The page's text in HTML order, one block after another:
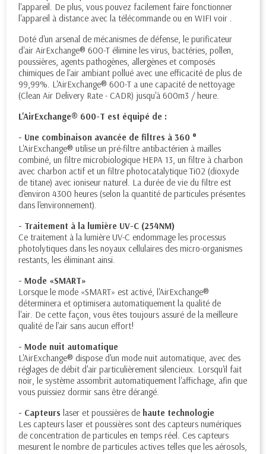
l'appareil. De plus, vous pouvez facilement faire fonctionner
l'appareil à distance avec la télécommande ou en WIFI voir .
Doté d'un arsenal de mécanismes de défense, le purificateur
d'air AirExchange® 600-T élimine les virus, bactéries, pollen,
poussières, agents pathogènes, allergènes et composés
chimiques de l'air ambiant pollué avec une efficacité de plus de
99,99%. L'AirExchange® 600-T a une capacité de nettoyage
(Clean Air Delivery Rate - CADR) jusqu'à 600m3 / heure.
L'AirExchange® 600-T est équipé de :
- Une combinaison avancée de filtres à 360 °
L'AirExchange® utilise un pré-filtre antibactérien à mailles
combiné, un filtre microbiologique HEPA 13, un filtre à charbon
avec charbon actif et un filtre photocatalytique Ti02 (dioxyde
de titane) avec ioniseur naturel. La durée de vie du filtre est
d'environ 4300 heures (selon la quantité de particules présentes
dans l'environnement).
- Traitement à la lumière UV-C (254NM)
Ce traitement à la lumière UV-C endommage les processus
photolytiques dans les noyaux cellulaires des micro-organismes
restants, les éliminant ainsi.
- Mode «SMART»
Lorsque le mode «SMART» est activé, l'AirExchange®
déterminera et optimisera automatiquement la qualité de
l'air. De cette façon, vous êtes toujours assuré de la meilleure
qualité de l'air sans aucun effort!
- Mode nuit automatique
L'AirExchange® dispose d'un mode nuit automatique, avec des
réglages de débit d'air particulièrement silencieux. Lorsqu'il fait
noir, le système assombrit automatiquement l'affichage, afin que
vous puissiez dormir sans être dérangé.
- Capteurs laser et poussières de haute technologie
Les capteurs laser et poussières sont des capteurs numériques
de concentration de particules en temps réel. Ces capteurs
mesurent le nombre de particules actives telles que les aérosols,